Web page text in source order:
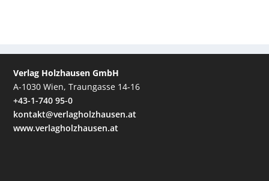
Verlag Holzhausen GmbH
A-1030 Wien, Traungasse 14-16
+43-1-740 95-0
kontakt@verlagholzhausen.at
www.verlagholzhausen.at